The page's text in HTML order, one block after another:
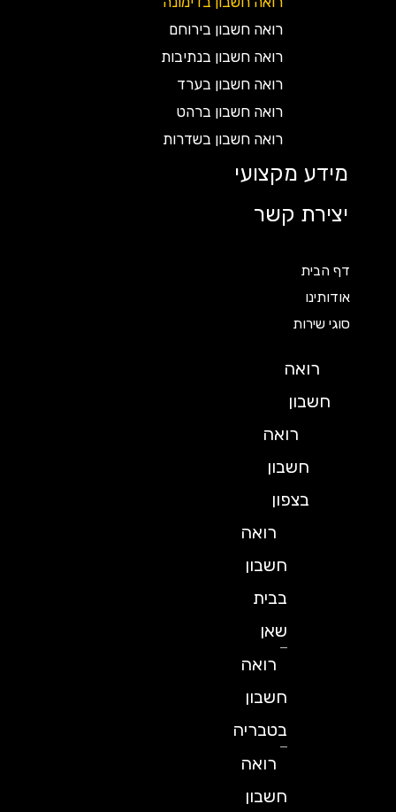
רואה חשבון בירוחם
רואה חשבון בנתיבות
רואה חשבון בערד
רואה חשבון ברהט
רואה חשבון בשדרות
מידע מקצועי
יצירת קשר
דף הבית
אודותינו
סוגי שירות
רואה
חשבון
רואה
חשבון
בצפון
רואה
חשבון
בבית
רואה
חשבון
בטבריה
רואה
חשבון